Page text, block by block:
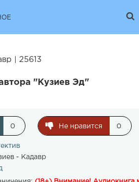
| 25613
"Кузиев Эд"
0 Не нравится 0
- Кадавр